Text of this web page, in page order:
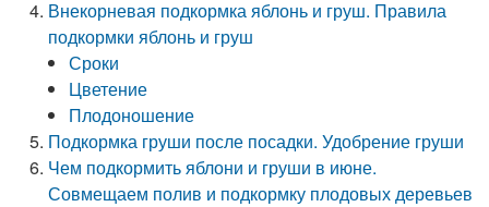
Внекорневая подкормка яблонь и груш. Правила
подкормки яблонь и груш
Сроки
Цветение
Плодоношение
Подкормка груши после посадки. Удобрение груши
Чем подкормить яблони и груши в июне.
Совмещаем полив и подкормку плодовых деревьев